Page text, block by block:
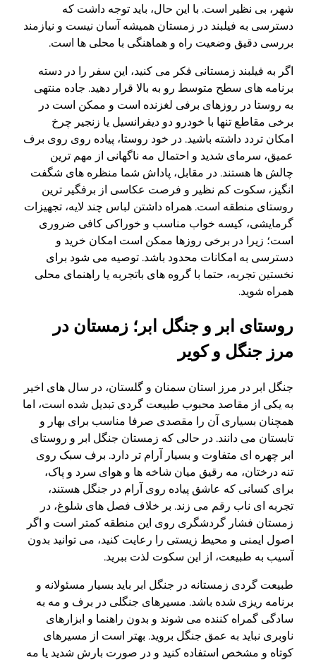
شهر، بی نظیر است. با این حال، باید توجه داشت که
دسترسی به فیلبند در زمستان همیشه آسان نیست و نیازمند
بررسی دقیق وضعیت راه و هماهنگی با محلی ها است.
اگر به فیلبند زمستانی فکر می کنید، این سفر را در دسته
برنامه های سطح متوسط رو به بالا قرار دهید. جاده منتهی
به روستا در روزهای برفی لغزنده است و ممکن است در
برخی مقاطع تنها با خودرو دو دیفرانسیل یا زنجیر چرخ
امکان تردد داشته باشید. در خود روستا، پیاده روی روی برف
عمیق، سرمای شدید و احتمال مه ناگهانی از مهم ترین
چالش ها هستند. در مقابل، پاداش شما منظره های شگفت
انگیز، سکوت کم نظیر و فرصت عکاسی از برفگیر ترین
روستای منطقه است. همراه داشتن لباس چند لایه، تجهیزات
گرمایشی، کیسه خواب مناسب و خوراکی کافی ضروری
است؛ زیرا در برخی روزها ممکن است امکان خرید و
دسترسی به امکانات محدود باشد. توصیه می شود برای
نخستین تجربه، حتما با گروه های باتجربه یا راهنمای محلی
همراه شوید.
روستای ابر و جنگل ابر؛ زمستان در
مرز جنگل و کویر
جنگل ابر در مرز استان سمنان و گلستان، در سال های اخیر
به یکی از مقاصد محبوب طبیعت گردی تبدیل شده است، اما
همچنان بسیاری آن را مقصدی صرفا مناسب برای بهار و
تابستان می دانند. در حالی که زمستان جنگل ابر و روستای
ابر چهره ای متفاوت و بسیار آرام تر دارد. برف سبک روی
تنه درختان، مه رقیق میان شاخه ها و هوای سرد و پاک،
برای کسانی که عاشق پیاده روی آرام در جنگل هستند،
تجربه ای ناب رقم می زند. بر خلاف فصل های شلوغ، در
زمستان فشار گردشگری روی این منطقه کمتر است و اگر
اصول ایمنی و محیط زیستی را رعایت کنید، می توانید بدون
آسیب به طبیعت، از این سکوت لذت ببرید.
طبیعت گردی زمستانه در جنگل ابر باید بسیار مسئولانه و
برنامه ریزی شده باشد. مسیرهای جنگلی در برف و مه به
سادگی گمراه کننده می شوند و بدون راهنما و ابزارهای
ناوبری نباید به عمق جنگل بروید. بهتر است از مسیرهای
کوتاه و مشخص استفاده کنید و در صورت بارش شدید یا مه